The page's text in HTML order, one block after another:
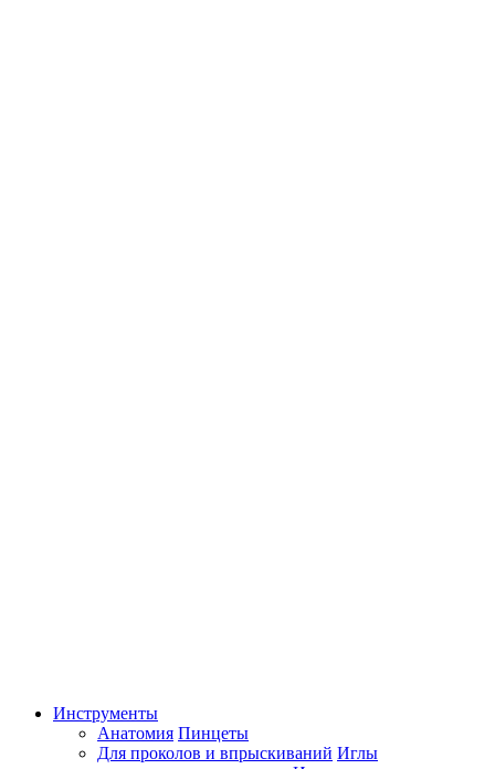
Инструменты
Анатомия Пинцеты
Для проколов и впрыскиваний Иглы